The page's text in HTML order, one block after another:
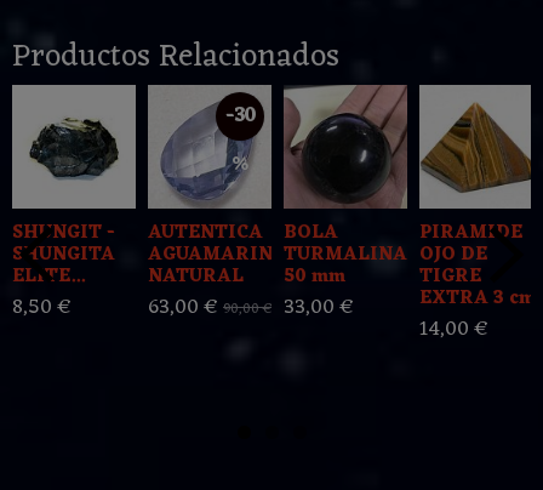
Productos Relacionados
SHUNGIT -
SHUNGITA
ELITE...
8,50 €
-30
%
AUTENTICA
AGUAMARINA
NATURAL
63,00 € 90,00 €
BOLA
TURMALINA
50 mm
33,00 €
PIRAMIDE
OJO DE
TIGRE
EXTRA 3 cm
14,00 €